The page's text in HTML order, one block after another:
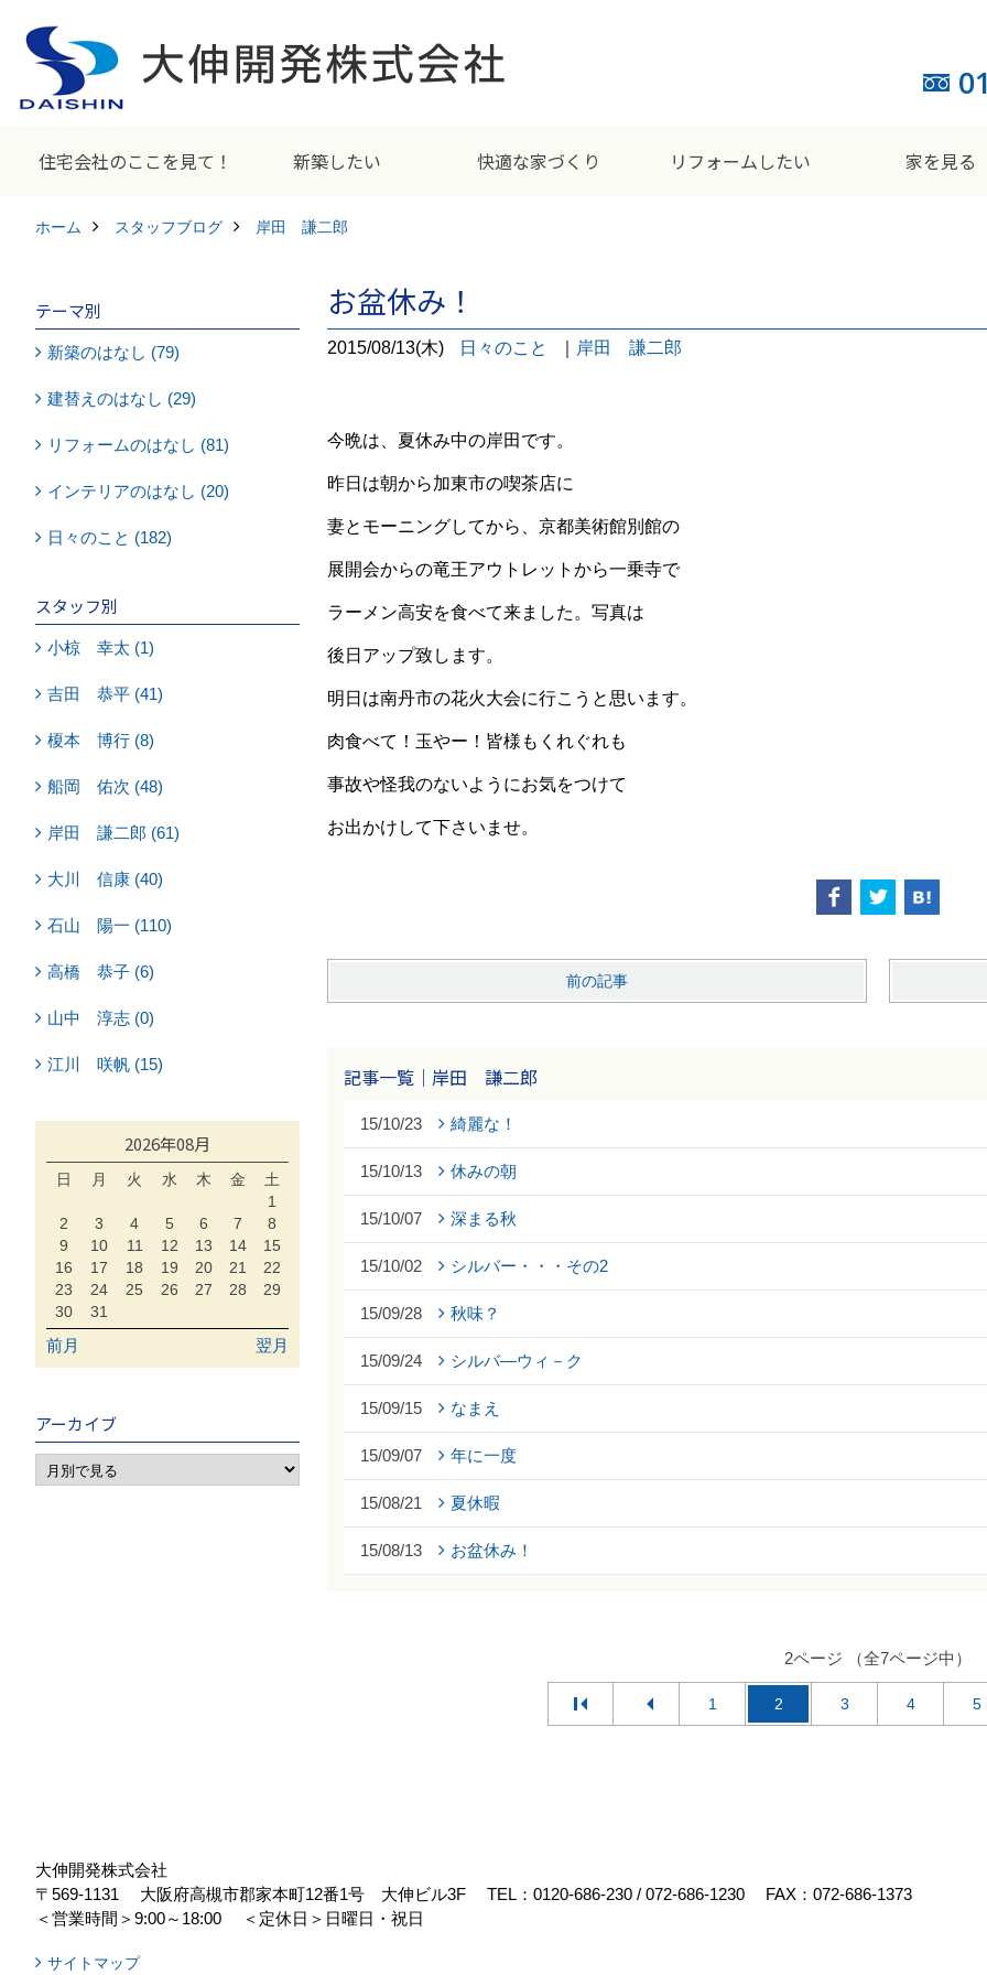
住宅会社のここを見て！ 新築したい 快適な家づくり リフォームしたい 家を見る
ホーム スタッフブログ 岸田 謙二郎
お盆休み！
2015/08/13(木) 日々のこと 岸田 謙二郎
今晩は、夏休み中の岸田です。
昨日は朝から加東市の喫茶店に
妻とモーニングしてから、京都美術館別館の
展開会からの竜王アウトレットから一乗寺で
ラーメン高安を食べて来ました。写真は
後日アップ致します。
明日は南丹市の花火大会に行こうと思います。
肉食べて！玉やー！皆様もくれぐれも
事故や怪我のないようにお気をつけて
お出かけして下さいませ。
前の記事
記事一覧｜岸田 謙二郎
15/10/23 綺麗な！
15/10/13 休みの朝
15/10/07 深まる秋
15/10/02 シルバー・・・その2
15/09/28 秋味？
15/09/24 シルバ―ウィ－ク
15/09/15 なまえ
15/09/07 年に一度
15/08/21 夏休暇
15/08/13 お盆休み！
2ページ （全7ページ中）
1 2 3 4 5
テーマ別
新築のはなし (79)
建替えのはなし (29)
リフォームのはなし (81)
インテリアのはなし (20)
日々のこと (182)
スタッフ別
小椋 幸太 (1)
吉田 恭平 (41)
榎本 博行 (8)
船岡 佑次 (48)
岸田 謙二郎 (61)
大川 信康 (40)
石山 陽一 (110)
高橋 恭子 (6)
山中 淳志 (0)
江川 咲帆 (15)
2026年08月
日 月 火 水 木 金
土
1
2
3 4 5 6 7
8
9
10 11 12 13 14
15
16
17 18 19 20 21
22
23
24 25 26 27 28
29
30
31
前月 翌月
アーカイブ
大伸開発株式会社
〒569-1131
大阪府高槻市郡家本町12番1号 大伸ビル3F TEL： 0120-686-230 / 072-686-1230
FAX：072-686-1373
＜営業時間＞9:00～18:00
＜定休日＞日曜日・祝日
サイトマップ